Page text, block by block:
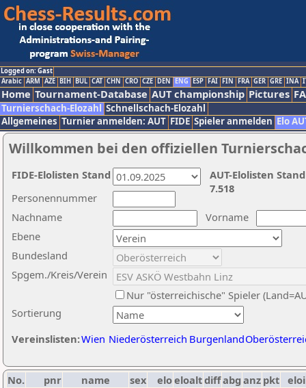
Logged on: Gast
Arabic ARM AZE BIH BUL CAT CHN CRO CZE DEN ENG ESP FAI FIN FRA GER GRE INA
Home Tournament-Database AUT championship Pictures
Turnierschach-Elozahl Schnellschach-Elozahl
Allgemeines Turnier anmelden: AUT FIDE Spieler anmelden Elo
Willkommen bei den offiziellen
Nachname
Vorname
Ebene
Sortierung
Personennummer
Bundesland
Spgem./Kreis/Verein
Nur "österreichische" Spieler
Vereinslisten:Wien Niederösterreich Burgenland
AUT-Elolisten
7.518
FIDE-Elolisten Stand
No. pnr name sex eloeloaltdiffabg anz pkt eloi